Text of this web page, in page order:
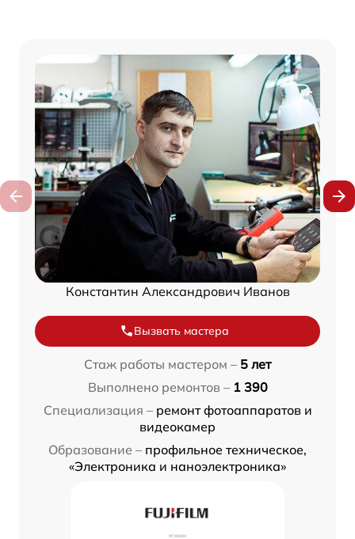
Константин Александрович Иванов
Вызвать мастера
Стаж работы мастером – 5 лет
Выполнено ремонтов – 1 390
Специализация – ремонт фотоаппаратов и
видеокамер
Образование – профильное техническое,
«Электроника и наноэлектроника»